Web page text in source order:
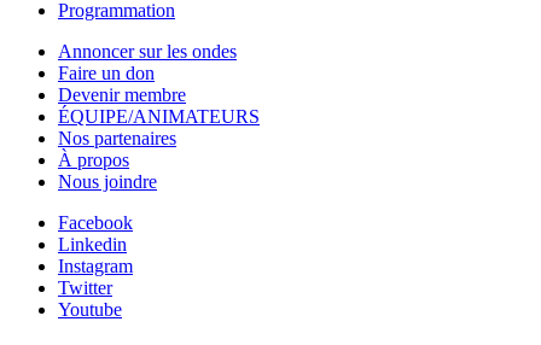
Programmation
Annoncer sur les ondes
Faire un don
Devenir membre
ÉQUIPE/ANIMATEURS
Nos partenaires
À propos
Nous joindre
Facebook
Linkedin
Instagram
Twitter
Youtube